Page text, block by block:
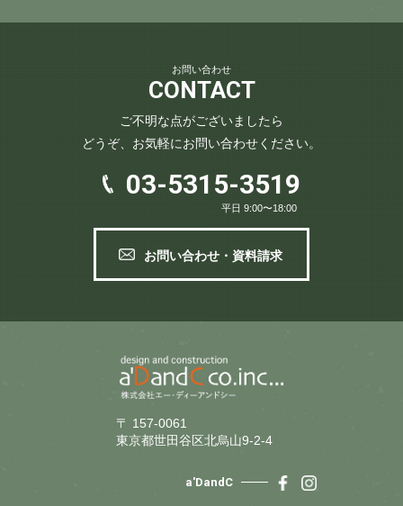
お問い合わせ
CONTACT
ご不明な点がございましたら
どうぞ、お気軽にお問い合わせください。
03-5315-3519
平日 9:00〜18:00
お問い合わせ・資料請求
〒 157-0061
東京都世田谷区北烏山9-2-4
a'DandC